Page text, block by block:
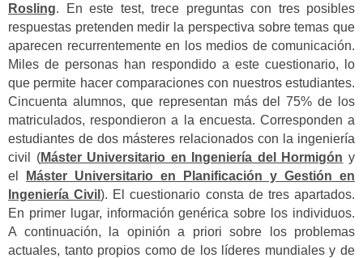
Rosling. En este test, trece preguntas con tres posibles
respuestas pretenden medir la perspectiva sobre temas que
aparecen recurrentemente en los medios de comunicación.
Miles de personas han respondido a este cuestionario, lo
que permite hacer comparaciones con nuestros estudiantes.
Cincuenta alumnos, que representan más del 75% de los
matriculados, respondieron a la encuesta. Corresponden a
estudiantes de dos másteres relacionados con la ingeniería
civil (Máster Universitario en Ingeniería del Hormigón y
el
Máster Universitario en Planificación y Gestión en
Ingeniería Civil). El cuestionario consta de tres apartados.
En primer lugar, información genérica sobre los individuos.
A continuación, la opinión a priori sobre los problemas
actuales, tanto propios como de los líderes mundiales y de